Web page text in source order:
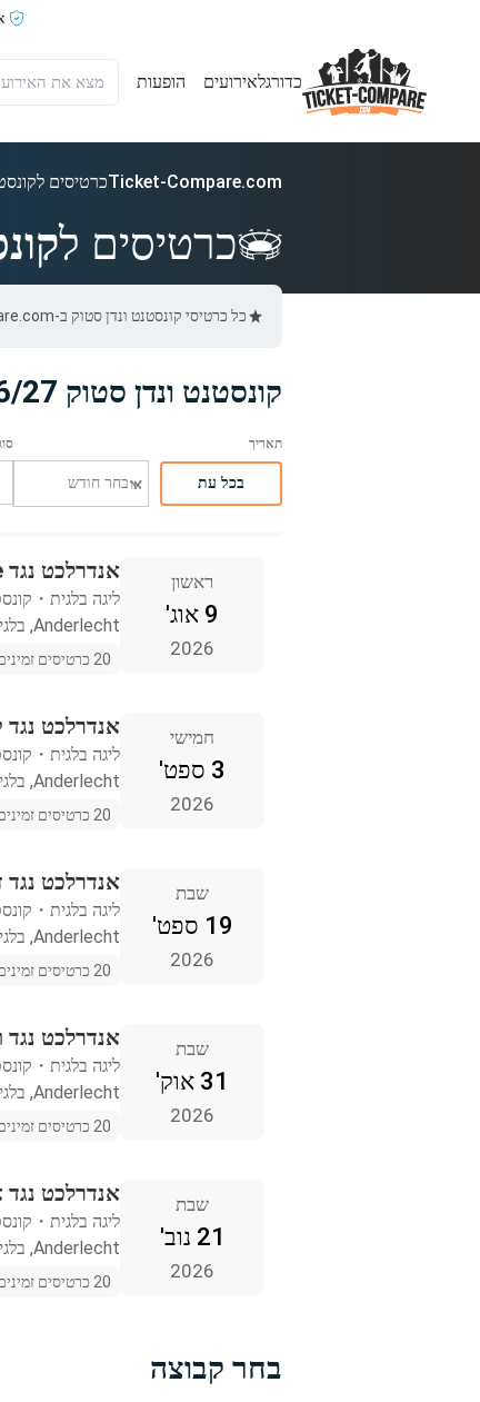
כדורגלאירועים הופעות
Ticket-Compare.comכרטיסים
כרטיסים ל
כל כרטיסי קונסטנט ונדן סטוק ב-Ticket-Compare.com הם אותנטיים, ממוכרים מאומתים מראש שמספקים אחריות של 100%.
קונסטנט ונדן סטוק 2026/27 Schedule
בכל עת
ראשון
9 אוג'
2026
אנדרלכט נגד La Louvière
ליגה בלגית ・
Anderlecht, בלגיה
20 כרטיסים זמינים
חמישי
3 ספט'
2026
אנדרלכט נגד
ליגה בלגית ・
Anderlecht, בלגיה
20 כרטיסים זמינים
שבת
19 ספט'
2026
אנדרלכט נגד
ליגה בלגית ・
Anderlecht, בלגיה
20 כרטיסים זמינים
שבת
31 אוק'
2026
אנדרלכט נגד
ליגה בלגית ・
Anderlecht, בלגיה
20 כרטיסים זמינים
שבת
21 נוב'
2026
אנדרלכט נגד
ליגה בלגית ・
Anderlecht, בלגיה
20 כרטיסים זמינים
בחר קבוצה